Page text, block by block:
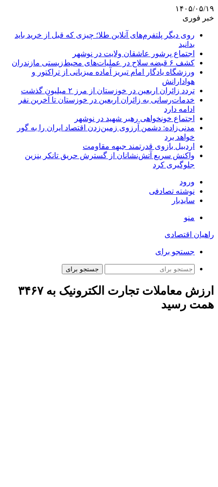
۱۴۰۵/۰۵/۱۹
خبر فوری
روی دیگر پلتفرم‌های آنلاین طلا؛ چیزی که قبل از خرید باید
بدانید
اجتماع پرشور عاشقان ولایت در نوشهر
کشف ۶ قبضه سلاح در عملیات‌های محیط‌زیستی مازندران
ورزشگاه یادگار امام تبریز آماده میزبانی از تراکتور و
هوادارانش
تردد زائران اربعین در خوزستان از مرز ۲ میلیون گذشت
خدمات‌رسانی به زائران اربعین در خوزستان تا آخرین نفر
ادامه دارد
اجتماع خونخواهی رهبر شهید در نوشهر
مدنی‌زاده: دشمن آرزوی زمین‌زدن اقتصاد ایران را به گور
خواهد برد
اردبیل بازوی قدرتمند جبهه مقاومت
واکنش سریع آتش‌نشانان از گسترش حریق تانکر بنزین
جلوگیری کرد
ورود
نوشته تصادفی
سایدبار
منو
راهیان اقتصادی
جستجو برای
جستجو برای
ارزش معاملات تجارت الکترونیک به ۳۴۶۷
همت رسید